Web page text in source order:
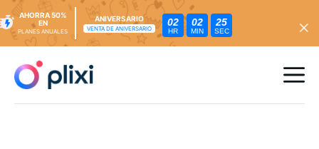
contenido
AHORRA 50%
EN
PLANES ANUALES
ANIVERSARIO
VENTA DE ANIVERSARIO
02
HR
02
MIN
23
SEC